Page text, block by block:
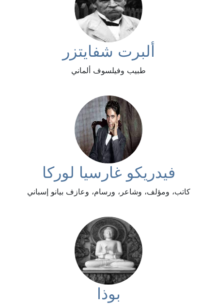
ألبرت شفايتزر
طبيب وفيلسوف ألماني
فيدريكو غارسيا لوركا
كاتب، ومؤلف، وشاعر، ورسام، وعازف بيانو إسباني
بوذا